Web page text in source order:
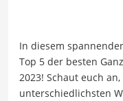
In diesem
Top 5 der besten
2023! Schaut euch
unterschiedlichsten